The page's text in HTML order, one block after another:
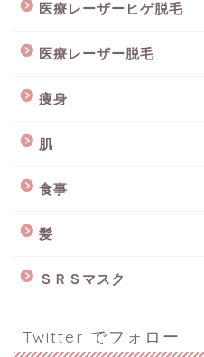
医療レーザーヒゲ脱毛
医療レーザー脱毛
痩身
肌
食事
髪
ＳＲＳマスク
Twitter でフォロー